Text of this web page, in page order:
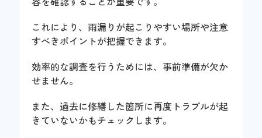
これにより、雨漏りが起こりやすい場所や注意
すべきポイントが把握できます。
効率的な調査を行うためには、事前準備が欠か
せません。
また、過去に修繕した箇所に再度トラブルが起
きていないかもチェックします。